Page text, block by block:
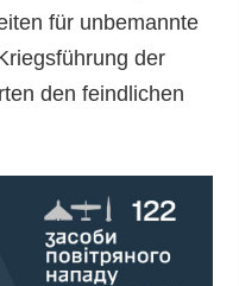
für unbemannte
der
den feindlichen